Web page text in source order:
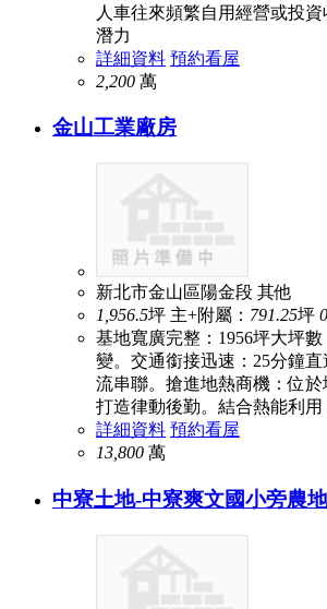
人車往來頻繁自用經營或投
潛力
詳細資料 預約看屋
2,200 萬
金山工業廠房
新北市金山區陽金段 其他
1,956.5坪 主+附屬： 791.25坪 0
基地寬廣完整：1956坪大坪
變。交通銜接迅速：25分鐘
流串聯。搶進地熱商機：位
打造律動後勤。結合熱能利用
詳細資料 預約看屋
13,800 萬
中寮土地-中寮爽文國小旁農地